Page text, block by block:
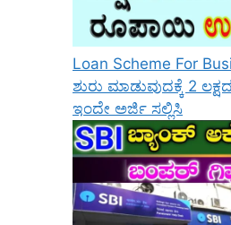
Loan Scheme For
ಶುರು ಮಾಡುವುದಕ್ಕೆ 2
ಇಂದೇ ಅರ್ಜಿ ಸಲ್ಲಿಸಿ